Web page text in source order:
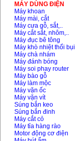
MÁY DÙNG ĐIỆN
Máy khoan
Máy mài, cắt
Máy cưa gỗ, sắt,..
Máy cắt sắt, nhôm,..
Máy đục bê tông
Máy khò nhiệt thổi bụi
Máy chà nhám
Máy đánh bóng
Máy soi phay router
Máy bào gỗ
Máy làm mộc
Máy vặn ốc
Máy vặn vít
Súng bắn keo
Súng bắn đinh
Máy cắt cỏ
Máy tỉa hàng rào
Motor động cơ điện